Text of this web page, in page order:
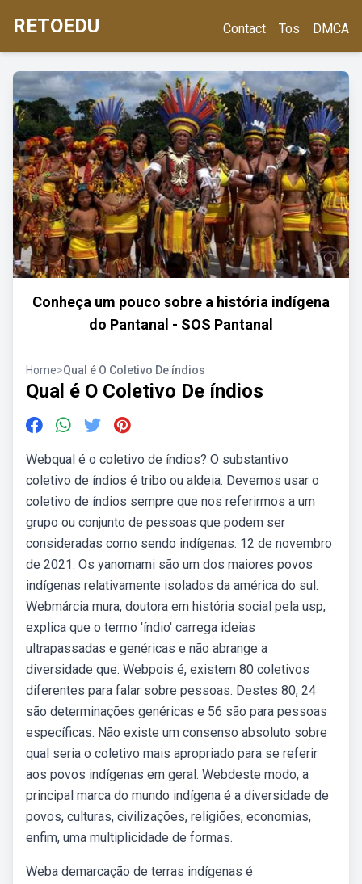
RETOEDU Contact Tos DMCA
Conheça um pouco sobre a história indígena
do Pantanal - SOS Pantanal
Home>Qual é O Coletivo De índios
Qual é O Coletivo De índios
Webqual é o coletivo de índios? O substantivo
coletivo de índios é tribo ou aldeia. Devemos usar o
coletivo de índios sempre que nos referirmos a um
grupo ou conjunto de pessoas que podem ser
consideradas como sendo indígenas. 12 de novembro
de 2021. Os yanomami são um dos maiores povos
indígenas relativamente isolados da américa do sul.
Webmárcia mura, doutora em história social pela usp,
explica que o termo 'índio' carrega ideias
ultrapassadas e genéricas e não abrange a
diversidade que. Webpois é, existem 80 coletivos
diferentes para falar sobre pessoas. Destes 80, 24
são determinações genéricas e 56 são para pessoas
específicas. Não existe um consenso absoluto sobre
qual seria o coletivo mais apropriado para se referir
aos povos indígenas em geral. Webdeste modo, a
principal marca do mundo indígena é a diversidade de
povos, culturas, civilizações, religiões, economias,
enfim, uma multiplicidade de formas.
Weba demarcação de terras indígenas é